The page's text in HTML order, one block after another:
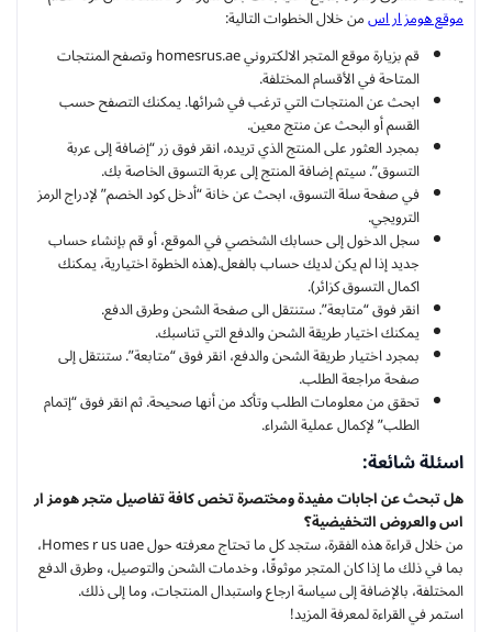
موقع هومز ار اسمن خلال الخطوات التالية:
قم بزيارة موقع المتجر الالكتروني homesrus.ae وتصفح المنتجات
المتاحة في الأقسام المختلفة.
ابحث عن المنتجات التي ترغب في شرائها. يمكنك التصفح حسب
القسم أو البحث عن منتج معين.
بمجرد العثور على المنتج الذي تريده، انقر فوق زر “إضافة إلى عربة
التسوق”. سيتم إضافة المنتج إلى عربة التسوق الخاصة بك.
في صفحة سلة التسوق، ابحث عن خانة “أدخل كود الخصم” لإدراج الرمز
الترويجي.
سجل الدخول إلى حسابك الشخصي في الموقع، أو قم بإنشاء حساب
جديد إذا لم يكن لديك حساب بالفعل.(هذه الخطوة اختيارية، يمكنك
اكمال التسوق كزائر).
انقر فوق “متابعة”. ستنتقل الى صفحة الشحن وطرق الدفع.
يمكنك اختيار طريقة الشحن والدفع التي تناسبك.
بمجرد اختيار طريقة الشحن والدفع، انقر فوق “متابعة”. ستنتقل إلى
صفحة مراجعة الطلب.
تحقق من معلومات الطلب وتأكد من أنها صحيحة. ثم انقر فوق “إتمام
الطلب” لإكمال عملية الشراء.
اسئلة شائعة:
هل تبحث عن اجابات مفيدة ومختصرة تخص كافة تفاصيل متجر هومز ار
اس والعروض التخفيضية؟
من خلال قراءة هذه الفقرة، ستجد كل ما تحتاج معرفته حول Homes r us uae،
بما في ذلك ما إذا كان المتجر موثوقًا، وخدمات الشحن والتوصيل، وطرق الدفع
المختلفة، بالإضافة إلى سياسة ارجاع واستبدال المنتجات، وما إلى ذلك.
استمر في القراءة لمعرفة المزيد!